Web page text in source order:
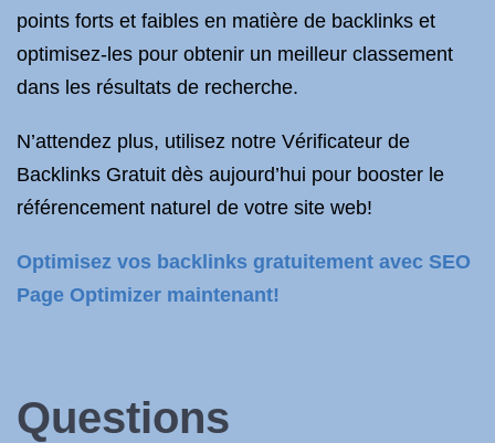
points forts et faibles en matière de backlinks et
optimisez-les pour obtenir un meilleur classement
dans les résultats de recherche.
N’attendez plus, utilisez notre Vérificateur de
Backlinks Gratuit dès aujourd’hui pour booster le
référencement naturel de votre site web!
Optimisez vos backlinks gratuitement avec SEO
Page Optimizer maintenant!
Questions